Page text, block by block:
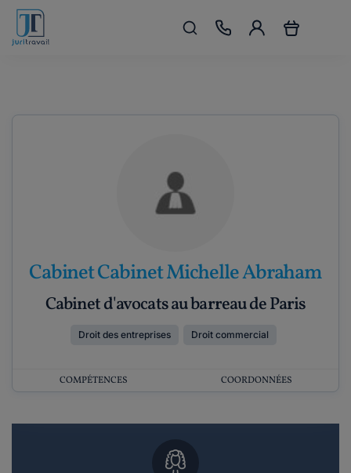
Cabinet Cabinet Michelle Abraham
Cabinet d'avocats au barreau de Paris
Droit des entreprises Droit commercial
COMPÉTENCES COORDONNÉES